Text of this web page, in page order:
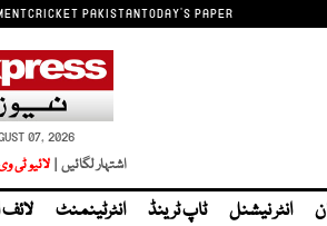
CRICKET PAKISTANTODAY'S PAPER
07, 2026
اشتہار لگائیں | لائیو ٹی
انٹر نیشنل ٹاپ ٹرینڈ انٹرٹینمنٹ